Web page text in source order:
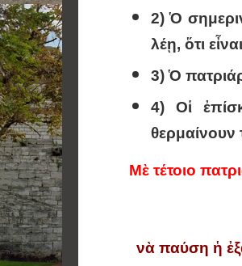
2) Ὁ
λέῃ, ὅτι
3) Ὁ
4) Οἱ
Μὲ τέτοιο
νὰ παύση ἡ